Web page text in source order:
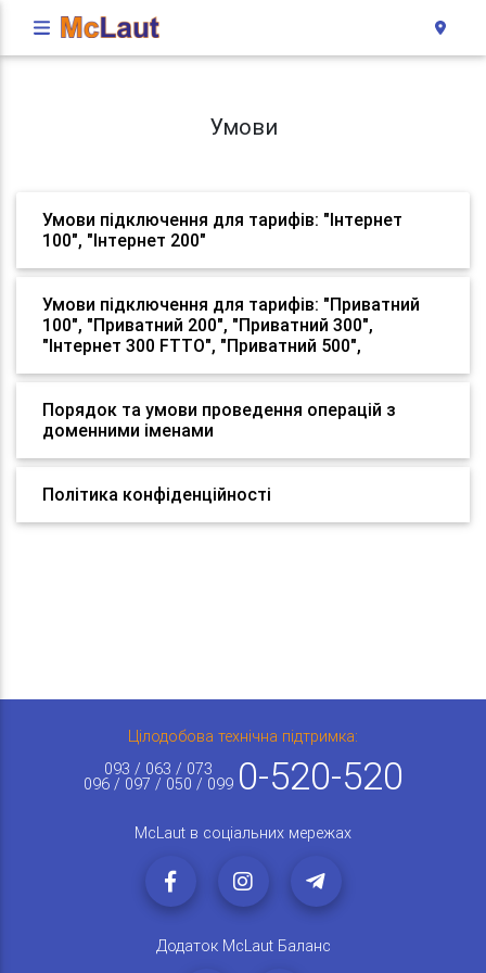
Умови
Умови підключення для тарифів: "Інтернет
100", "Інтернет 200"
Умови підключення для тарифів: "Приватний
100", "Приватний 200", "Приватний 300",
"Інтернет 300 FTTO", "Приватний 500",
Порядок та умови проведення операцій з
доменними іменами
Політика конфіденційності
Цілодобова технічна підтримка:
093 / 063 / 073
096 / 097 / 050 / 099 0-520-520
McLaut в соціальних мережах
Додаток McLaut Баланс